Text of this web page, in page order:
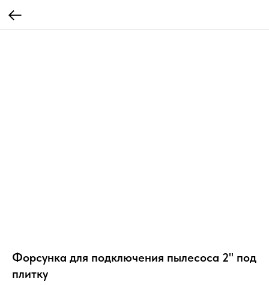
Форсунка для подключения пылесоса 2" под
плитку